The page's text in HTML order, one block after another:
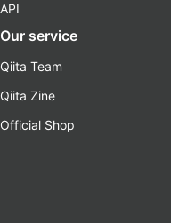
API
Our service
Qiita Team
Qiita Zine
Official Shop